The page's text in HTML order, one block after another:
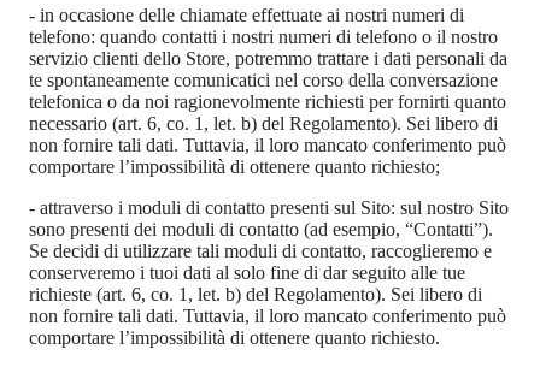
- in occasione delle chiamate effettuate ai nostri numeri di
telefono: quando contatti i nostri numeri di telefono o il nostro
servizio clienti dello Store, potremmo trattare i dati personali da
te spontaneamente comunicatici nel corso della conversazione
telefonica o da noi ragionevolmente richiesti per fornirti quanto
necessario (art. 6, co. 1, let. b) del Regolamento). Sei libero di
non fornire tali dati. Tuttavia, il loro mancato conferimento può
comportare l’impossibilità di ottenere quanto richiesto;
- attraverso i moduli di contatto presenti sul Sito: sul nostro Sito
sono presenti dei moduli di contatto (ad esempio, “Contatti”).
Se decidi di utilizzare tali moduli di contatto, raccoglieremo e
conserveremo i tuoi dati al solo fine di dar seguito alle tue
richieste (art. 6, co. 1, let. b) del Regolamento). Sei libero di
non fornire tali dati. Tuttavia, il loro mancato conferimento può
comportare l’impossibilità di ottenere quanto richiesto.